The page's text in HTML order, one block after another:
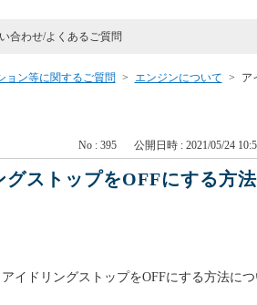
ョン等に関するご質問 > エンジンについて >
ア
No : 395 公開日時 : 2021/05/24
グストップをOFFにする方
イドリングストップをOFFにする方法に